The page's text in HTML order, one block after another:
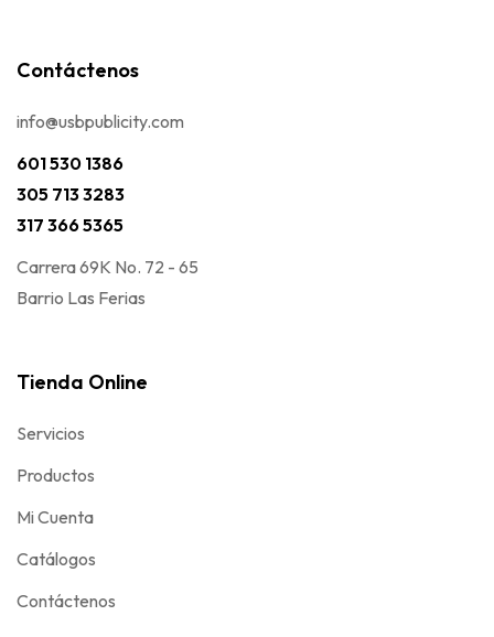
Contáctenos
info@usbpublicity.com
601 530 1386
305 713 3283
317 366 5365
Carrera 69K No. 72 - 65
Barrio Las Ferias
Tienda Online
Servicios
Productos
Mi Cuenta
Catálogos
Contáctenos